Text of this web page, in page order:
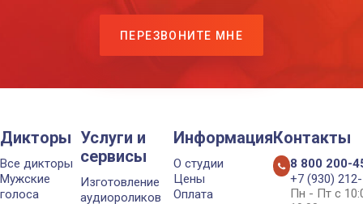
ПЕРЕЗВОНИТЕ МНЕ
Дикторы
Все дикторы
Мужские
голоса
Услуги и
сервисы
Изготовление
аудиороликов
Информация
О студии
Цены
Оплата
Контакты
8 800 200-
+7 (930)
Пн - Пт с